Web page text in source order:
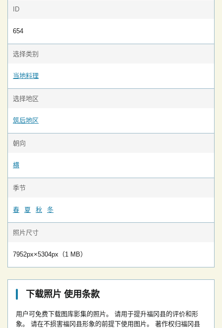
ID
654
选择类别
当地料理
选择地区
筑后地区
朝向
横
季节
春 夏 秋 冬
照片尺寸
7952px×5304px（1 MB）
下载照片 使用条款
用户可免费下载图库影集的照片。
请用于提升福冈县的评价和形
象。
请在不损害福冈县形象的前提下使用图片。
著作权归福冈县